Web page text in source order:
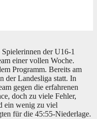
der U16-1
einer vollen Woche.
Programm. Bereits am
der Landesliga statt. In
gegen die erfahrenen
doch zu viele Fehler,
ein wenig zu viel
für die 45:55-Niederlage.